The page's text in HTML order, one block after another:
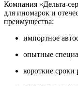
Компания «Дельта-
для иномарок и
преимущества:
импортное
опытные
короткие сроки